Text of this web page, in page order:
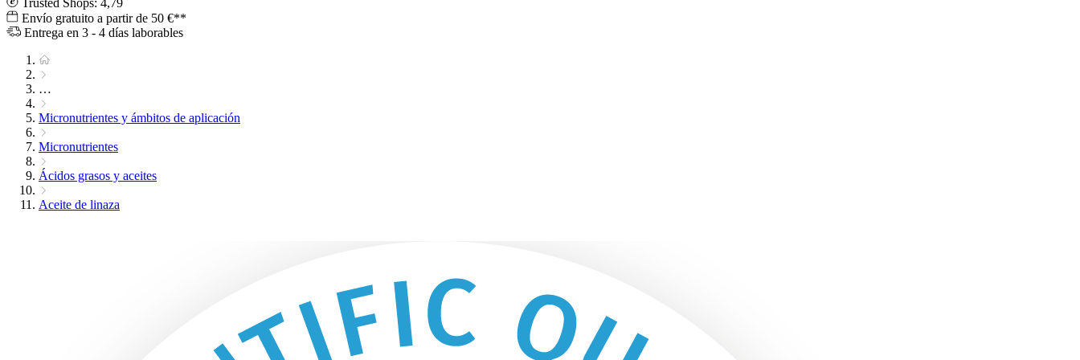
Trusted Shops: 4,79
Envío gratuito a partir de 50 €**
Entrega en 3 - 4 días laborables
…
Micronutrientes y ámbitos de aplicación
Micronutrientes
Ácidos grasos y aceites
Aceite de linaza